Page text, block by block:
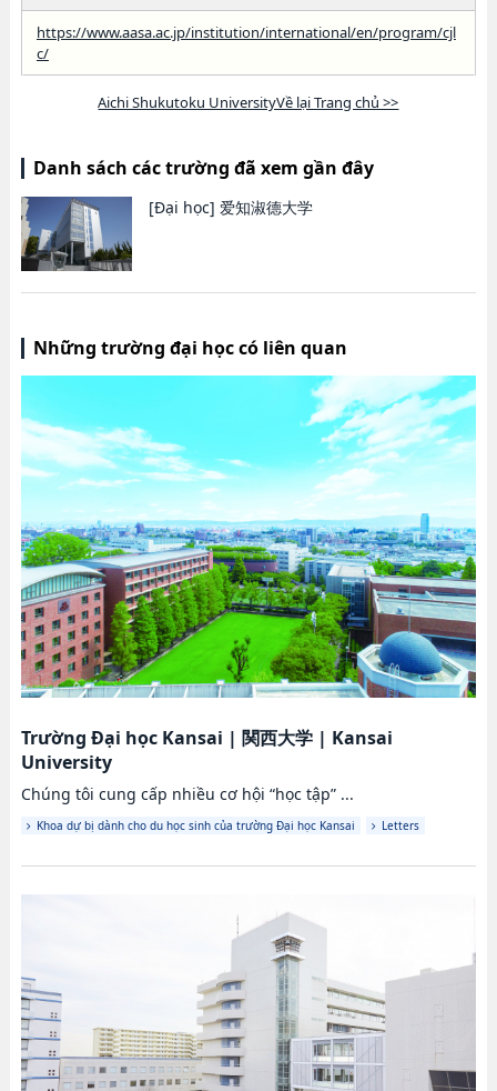
https://www.aasa.ac.jp/institution/international/en/program/cjl
c/
Aichi Shukutoku UniversityVề lại Trang chủ >>
Danh sách các trường đã xem gần đây
[Đại học] 爱知淑德大学
Những trường đại học có liên quan
Trường Đại học Kansai | 関西大学| Kansai
University
Chúng tôi cung cấp nhiều cơ hội “học tập” ...
Khoa dự bị dành cho du học sinh của trường Đại học Kansai Letters